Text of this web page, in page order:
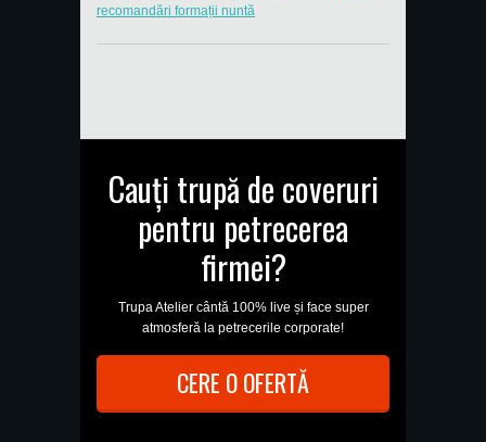
recomandări formații nuntă
Cauți trupă de coveruri
pentru petrecerea
firmei?
Trupa Atelier cântă 100% live și face super
atmosferă la petrecerile corporate!
CERE O OFERTĂ